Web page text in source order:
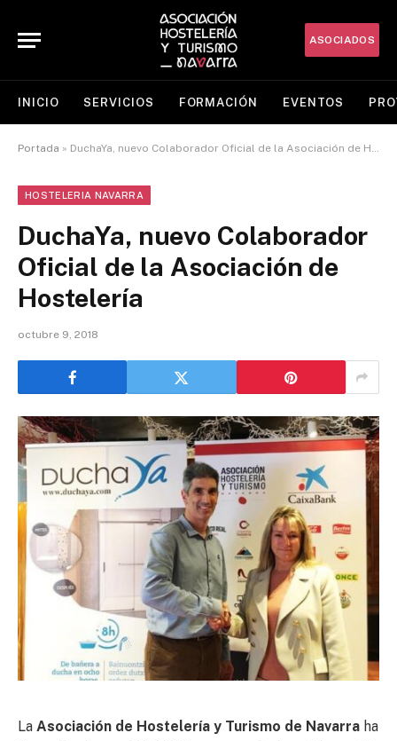
ASOCIADOS
INICIO SERVICIOS FORMACIÓN EVENTOS
Portada » DuchaYa, nuevo Colaborador Oficial de la Asociación de Hostelería
HOSTELERIA NAVARRA
DuchaYa, nuevo Colaborador
Oficial de la Asociación de
Hostelería
octubre 9, 2018
La Asociación de Hostelería y Turismo de Navarra ha